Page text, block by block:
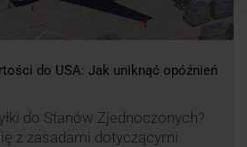
do USA: Jak uniknąć opóźnień
do Stanów Zjednoczonych?
z zasadami dotyczącymi